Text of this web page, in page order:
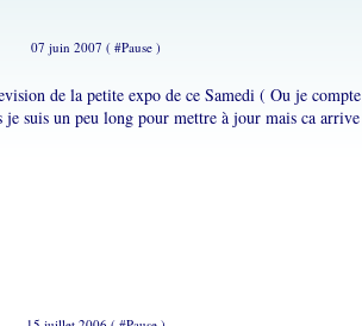
07 juin 2007 ( #Pause)
de la petite expo de ce Samedi ( Ou je
suis un peu long pour mettre à jour mais ca arrive